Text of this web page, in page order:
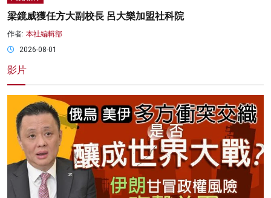
梁鏡威獲任方大副校長 呂大樂加盟社科院
作者: 本社編輯部
2026-08-01
影片